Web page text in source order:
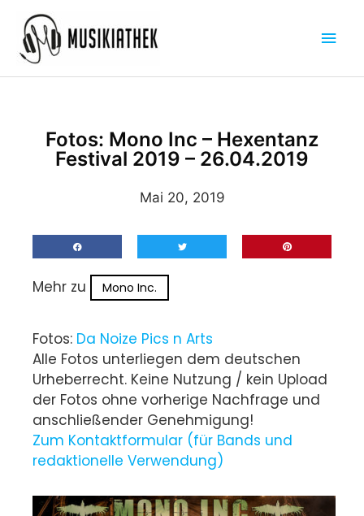
Inhalt
springen
Fotos: Mono Inc – Hexentanz
Festival 2019 – 26.04.2019
Mai 20, 2019
Mehr zu Mono Inc.
Fotos: Da Noize Pics n Arts
Alle Fotos unterliegen dem deutschen
Urheberrecht. Keine Nutzung / kein Upload
der Fotos ohne vorherige Nachfrage und
anschließender Genehmigung!
Zum Kontaktformular (für Bands und
redaktionelle Verwendung)